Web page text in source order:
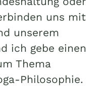
uns mit
unserem
ich gebe einen
Thema
Philosophie.